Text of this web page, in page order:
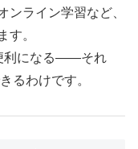
ンライン学習など、
す。
利になる――それ
るわけです。